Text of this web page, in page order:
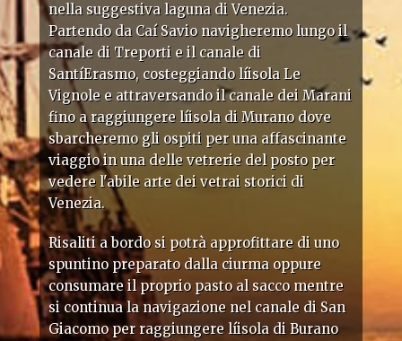
nella suggestiva laguna di Venezia.
Partendo da Caí Savio navigheremo lungo il
canale di Treporti e il canale di
SantíErasmo, costeggiando líisola Le
Vignole e attraversando il canale dei Marani
fino a raggiungere líisola di Murano dove
sbarcheremo gli ospiti per una affascinante
viaggio in una delle vetrerie del posto per
vedere l'abile arte dei vetrai storici di
Venezia.
Risaliti a bordo si potrà approfittare di uno
spuntino preparato dalla ciurma oppure
consumare il proprio pasto al sacco mentre
si continua la navigazione nel canale di San
Giacomo per raggiungere líisola di Burano